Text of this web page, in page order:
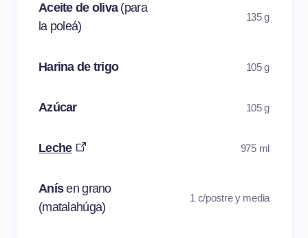
Aceite de oliva (para
la poleá)
135 g
Harina de trigo 105 g
Azúcar 105 g
Leche 975 ml
Anísen grano
(matalahúga)
1 c/postre y media